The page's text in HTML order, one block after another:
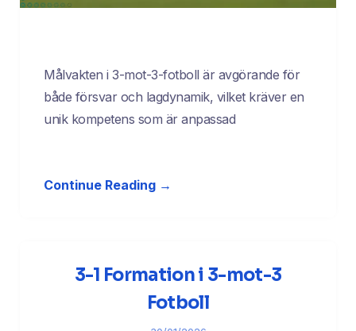
Målvakten i 3-mot-3-fotboll är avgörande för
både försvar och lagdynamik, vilket kräver en
unik kompetens som är anpassad
Continue Reading →
3-1 Formation i 3-mot-3
Fotboll